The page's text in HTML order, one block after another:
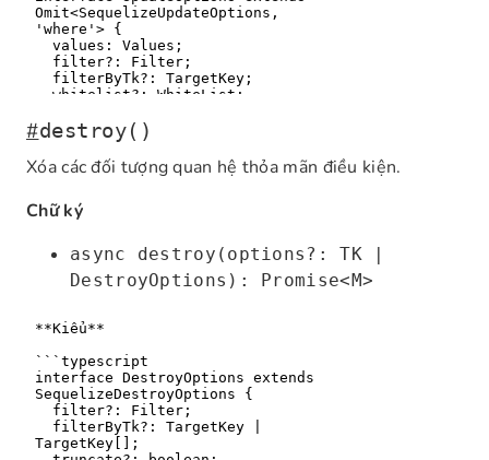
#destroy()
Xóa các đối tượng quan hệ thỏa mãn điều kiện.
Chữ ký
async destroy(options?: TK |
DestroyOptions): Promise<M>